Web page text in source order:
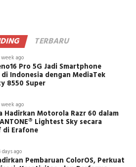
TERBARU
week ago
Pro 5G Jadi Smartphone
Indonesia dengan MediaTek
8550 Super
week ago
Hadirkan Motorola Razr 60 dalam
Lightest Sky secara
di Erafone
days ago
Pembaruan ColorOS, Perkuat